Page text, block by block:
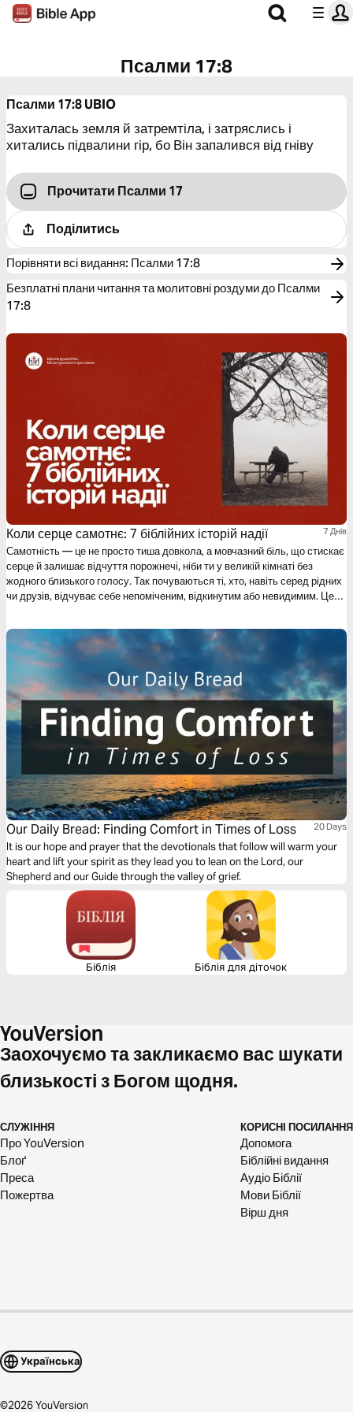
Псалми 17:8
Псалми 17:8UBIO
Захиталась земля й затремтіла, і затряслись і
хитались підвалини гір, бо Він запалився від гніву
Прочитати Псалми 17
Поділитись
Порівняти всі видання: Псалми 17:8
Безплатні плани читання та молитовні роздуми до Псалми
17:8
Коли серце самотнє: 7 біблійних історій надії 7 Днів
Самотність — це не просто тиша довкола, а мовчазний біль, що стискає
серце й залишає відчуття порожнечі, ніби ти у великій кімнаті без
жодного близького голосу. Так почуваються ті, хто, навіть серед рідних
чи друзів, відчуває себе непоміченим, відкинутим або невидимим. Цей
відчуттям ізоляції й покинутості. Ми пропонуємо подивитися на історії
семи героїв Біблії, які також проходили крізь темряву самотності й
знаходили світло у Божій присутності. Разом ми спробуємо
перетворити твій біль на шлях до глибшого пізнання себе, Бога й нової
надії.
Our Daily Bread: Finding Comfort in Times of Loss 20 Days
It is our hope and prayer that the devotionals that follow will warm your
heart and lift your spirit as they lead you to lean on the Lord, our
Shepherd and our Guide through the valley of grief.
Біблія Біблія для діточок
Заохочуємо та закликаємо вас шукати
близькості з Богом щодня.
СЛУЖІННЯ
Про YouVersion
Блоґ
Преса
Пожертва
КОРИСНІ ПОСИЛАННЯ
Допомога
Біблійні видання
Аудіо Біблії
Мови Біблії
Вірш дня
Українська
©2026YouVersion